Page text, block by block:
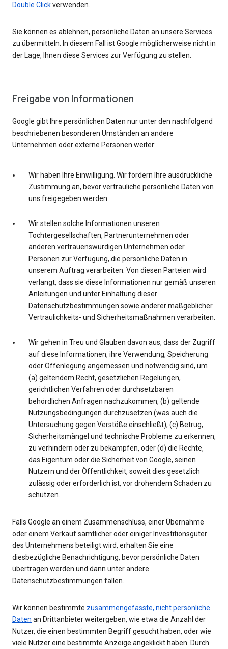
Double Clickverwenden.
Sie können es ablehnen, persönliche Daten an unsere Services
zu übermitteln. In diesem Fall ist Google möglicherweise nicht in
der Lage, Ihnen diese Services zur Verfügung zu stellen.
Freigabe von Informationen
Google gibt Ihre persönlichen Daten nur unter den nachfolgend
beschriebenen besonderen Umständen an andere
Unternehmen oder externe Personen weiter:
Wir haben Ihre Einwilligung. Wir fordern Ihre ausdrückliche
Zustimmung an, bevor vertrauliche persönliche Daten von
uns freigegeben werden.
Wir stellen solche Informationen unseren
Tochtergesellschaften, Partnerunternehmen oder
anderen vertrauenswürdigen Unternehmen oder
Personen zur Verfügung, die persönliche Daten in
unserem Auftrag verarbeiten. Von diesen Parteien wird
verlangt, dass sie diese Informationen nur gemäß unseren
Anleitungen und unter Einhaltung dieser
Datenschutzbestimmungen sowie anderer maßgeblicher
Vertraulichkeits- und Sicherheitsmaßnahmen verarbeiten.
Wir gehen in Treu und Glauben davon aus, dass der Zugriff
auf diese Informationen, ihre Verwendung, Speicherung
oder Offenlegung angemessen und notwendig sind, um
(a) geltendem Recht, gesetzlichen Regelungen,
gerichtlichen Verfahren oder durchsetzbaren
behördlichen Anfragen nachzukommen, (b) geltende
Nutzungsbedingungen durchzusetzen (was auch die
Untersuchung gegen Verstöße einschließt), (c) Betrug,
Sicherheitsmängel und technische Probleme zu erkennen,
zu verhindern oder zu bekämpfen, oder (d) die Rechte,
das Eigentum oder die Sicherheit von Google, seinen
Nutzern und der Öffentlichkeit, soweit dies gesetzlich
zulässig oder erforderlich ist, vor drohendem Schaden zu
schützen.
Falls Google an einem Zusammenschluss, einer Übernahme
oder einem Verkauf sämtlicher oder einiger Investitionsgüter
des Unternehmens beteiligt wird, erhalten Sie eine
diesbezügliche Benachrichtigung, bevor persönliche Daten
übertragen werden und dann unter andere
Datenschutzbestimmungen fallen.
Wir können bestimmte zusammengefasste, nicht persönliche
Daten an Drittanbieter weitergeben, wie etwa die Anzahl der
Nutzer, die einen bestimmten Begriff gesucht haben, oder wie
viele Nutzer eine bestimmte Anzeige angeklickt haben. Durch